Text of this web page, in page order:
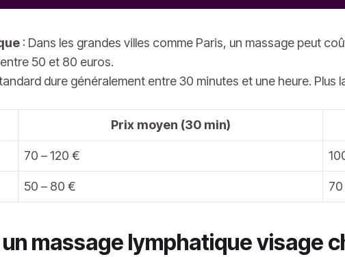
: Dans les grandes villes comme Paris, un massage peut
50 et 80 euros.
dure généralement entre 30 minutes et une heure. Plus
Prix moyen (30 min)
70 – 120 €
50 – 80 € 70
massage lymphatique visage